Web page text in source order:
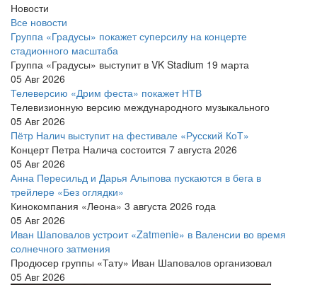
Новости
Все новости
Группа «Градусы» покажет суперсилу на концерте
стадионного масштаба
Группа «Градусы» выступит в VK Stadium 19 марта
05 Авг 2026
Телеверсию «Дрим феста» покажет НТВ
Телевизионную версию международного музыкального
05 Авг 2026
Пётр Налич выступит на фестивале «Русский КоТ»
Концерт Петра Налича состоится 7 августа 2026
05 Авг 2026
Анна Пересильд и Дарья Алыпова пускаются в бега в
трейлере «Без оглядки»
Кинокомпания «Леона» 3 августа 2026 года
05 Авг 2026
Иван Шаповалов устроит «Zatmenie» в Валенсии во время
солнечного затмения
Продюсер группы «Тату» Иван Шаповалов организовал
05 Авг 2026